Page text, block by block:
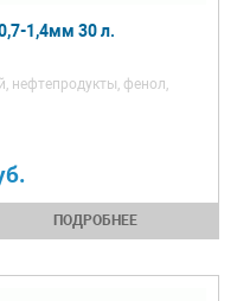
1,4мм 30 л.
нефтепродукты, фенол,
ПОДРОБНЕЕ